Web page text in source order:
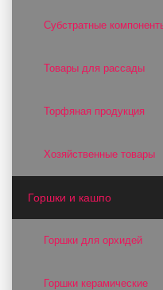
Субстратные
Товары для рассады
Торфяная продукция
Хозяйственные товары
Горшки и кашпо
Горшки для орхидей
Горшки керамические